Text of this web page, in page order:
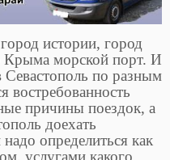
истории, город
морской порт. И
Севастополь по разным
востребованность
причины поездок, а
доехать
определиться как
услугами какого